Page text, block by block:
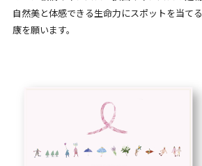
自然美と体感できる生命力にスポットを当て
康を願います。